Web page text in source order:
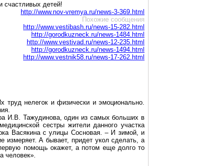
счастливых детей!
http://www.nov-vremya.ru/news-3-369.html
Похожие сообщения
http://www.vestibash.ru/news-15-282.html
http://gorodkuzneck.ru/news-1484.html
http://www.vestivad.ru/news-12-235.html
http://gorodkuzneck.ru/news-1494.html
http://www.vestnik58.ru/news-17-262.html
труд нелегок и физически и эмоционально.
И.В. Тажудинова, один из самых больших в
сестры жители данного участка
Васякина с улицы Сосновая. – И зимой, и
измеряет. А бывает, придет укол сделать, а
помощь окажет, а потом еще долго то
человек».